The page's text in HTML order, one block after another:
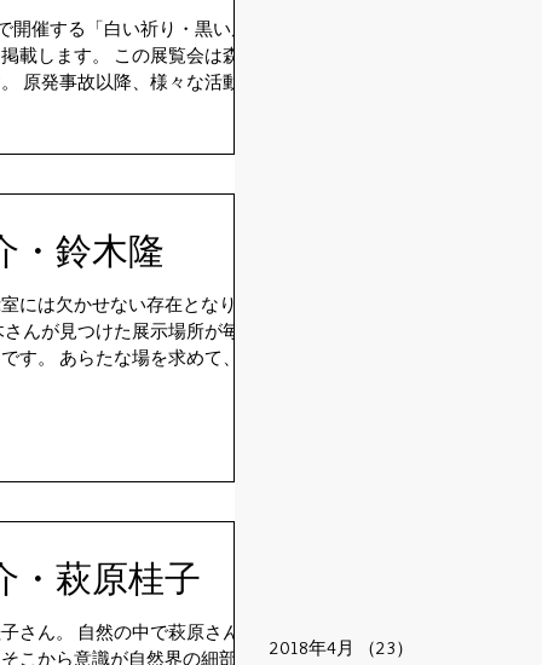
開催する「白い祈り・黒い原
載します。 この展覧会は森の
原発事故以降、様々な活動を
ンスタレーションを...
・鈴木隆
には欠かせない存在となりま
めて、鈴
・萩原桂子
で萩原さんの
こから意識が自然界の細部に
2018年4月 （23）